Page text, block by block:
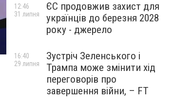
ЄС продовжив захист для
українців до березня 2028
року - джерело
12:46
31 липня
Зустріч Зеленського і
Трампа може змінити хід
переговорів про
завершення війни, – FT
16:40
29 липня